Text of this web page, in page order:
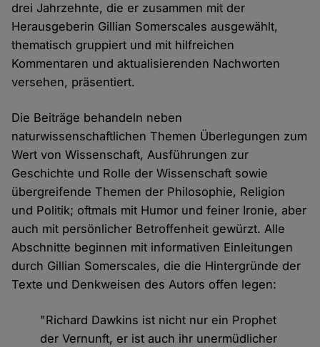
drei Jahrzehnte, die er zusammen mit der
Herausgeberin Gillian Somerscales ausgewählt,
thematisch gruppiert und mit hilfreichen
Kommentaren und aktualisierenden Nachworten
versehen, präsentiert.
Die Beiträge behandeln neben
naturwissenschaftlichen Themen Überlegungen zum
Wert von Wissenschaft, Ausführungen zur
Geschichte und Rolle der Wissenschaft sowie
übergreifende Themen der Philosophie, Religion
und Politik; oftmals mit Humor und feiner Ironie, aber
auch mit persönlicher Betroffenheit gewürzt. Alle
Abschnitte beginnen mit informativen Einleitungen
durch Gillian Somerscales, die die Hintergründe der
Texte und Denkweisen des Autors offen legen:
"Richard Dawkins ist nicht nur ein Prophet
der Vernunft, er ist auch ihr unermüdlicher